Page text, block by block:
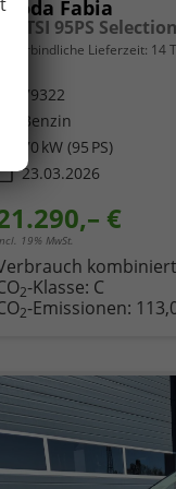
Fabia
unverbindliche Lieferzeit: 14
79322
Benzin
70 kW (95 PS)
23.03.2026
€
19% MwSt.
2-Klasse: C
2-Emissionen: